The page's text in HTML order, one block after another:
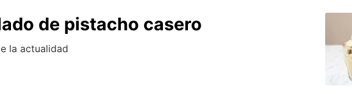
de pistacho casero
la actualidad